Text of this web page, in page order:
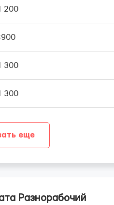
200
300
300
еще
Разнорабочий